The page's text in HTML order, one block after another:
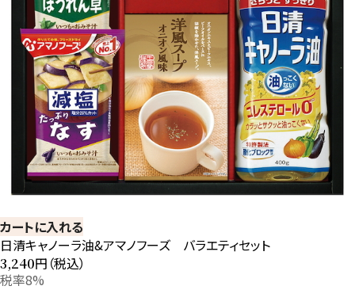
カートに入れる
日清キャノーラ油&アマノフーズ バラエティセット
3,240円（税込）
税率8%